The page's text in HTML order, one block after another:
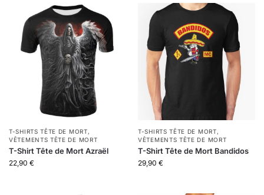
T-SHIRTS TÊTE DE MORT,
VÊTEMENTS TÊTE DE MORT
T-Shirt Tête de Mort Azraël
22,90 €
T-SHIRTS TÊTE DE MORT,
VÊTEMENTS TÊTE DE MORT
T-Shirt Tête de Mort Bandidos
29,90 €